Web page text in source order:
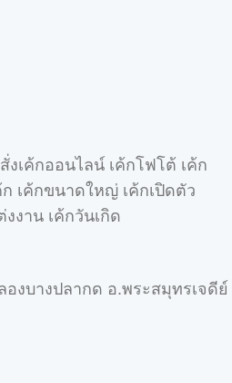
งเค้กออนไลน์ เค้กโฟโต้ เค้ก
เค้กขนาดใหญ่ เค้กเปิดตัว
งาน เค้กวันเกิด
งบางปลากด อ.พระสมุทรเจดีย์